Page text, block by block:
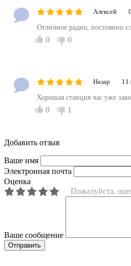
Алексей
Отличное радио, постоянно
0 0
Назар
Хорошая станция час уже
0 1
Добавить отзыв
Ваше имя
Электронная почта
Оценка
Пожалуйста,
Ваше сообщение